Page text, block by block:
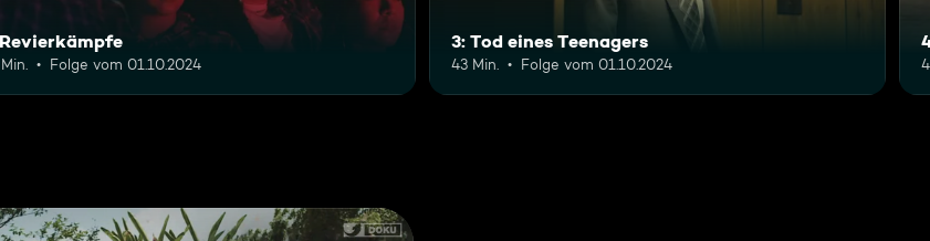
Folge vom 01.10.2024
3: Tod eines Teenagers
43 Min. Folge vom 01.10.2024